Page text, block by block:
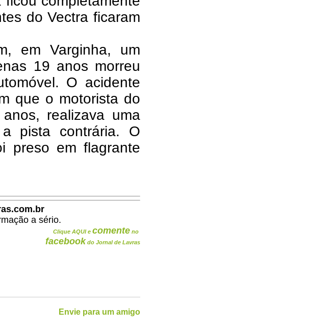
do Vectra ficaram
em Varginha, um
19 anos morreu
O acidente
que o motorista do
realizava uma
pista contrária. O
preso em flagrante
a sério.
Clique AQUI e comente no
facebook do Jornal de Lavras
Envie para um amigo